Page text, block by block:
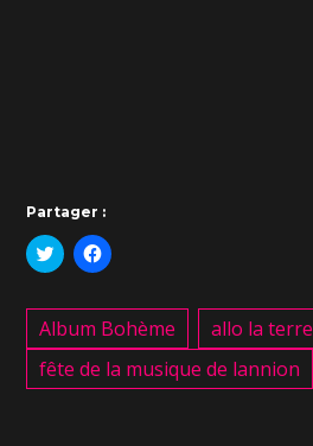
Partager :
C
l
u
e
z
p
o
u
C
l
u
e
z
p
o
u
Album Bohème
allo la terre
fête de la musique de lannion